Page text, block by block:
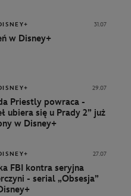
31.07
w Disney+
29.07
Priestly powraca -
ubiera się u Prady 2” już
w Disney+
27.07
FBI kontra seryjna
- serial „Obsesja”